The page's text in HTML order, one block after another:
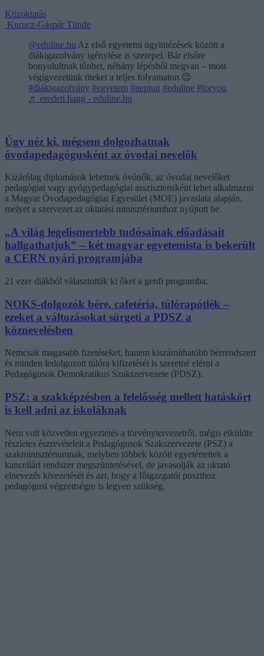
Közoktatás
Kurucz-Gáspár Tünde
@eduline.hu Az első egyetemi ügyintézések között a
diákigazolvány igénylése is szerepel. Bár elsőre
bonyolultnak tűnhet, néhány lépésből megvan – most
végigvezetünk titeket a teljes folyamaton.😉
#diákigazolvány #egyetem #neptun #eduline #foryou
♬ eredeti hang - eduline.hu
Úgy néz ki, mégsem dolgozhatnak
óvodapedagógusként az óvodai nevelők
Kizárólag diplomások lehetnek óvónők, az óvodai nevelőket
pedagógiai vagy gyógypedagógiai asszisztensként lehet alkalmazni
a Magyar Óvodapedagógiai Egyesület (MOE) javaslata alapján,
melyet a szervezet az oktatási minisztériumhoz nyújtott be.
„A világ legelismertebb tudósainak előadásait
hallgathatjuk” – két magyar egyetemista is bekerült
a CERN nyári programjába
21 ezer diákból választották ki őket a genfi programba.
NOKS-dolgozók bére, cafetéria, túlórapótlék –
ezeket a változásokat sürgeti a PDSZ a
köznevelésben
Nemcsak magasabb fizetéseket, hanem kiszámíthatóbb bérrendszert
és minden ledolgozott túlóra kifizetését is szeretné elérni a
Pedagógusok Demokratikus Szakszervezete (PDSZ).
PSZ: a szakképzésben a felelősség mellett hatáskört
is kell adni az iskoláknak
Nem volt közvetlen egyeztetés a törvénytervezetről, mégis elküldte
részletes észrevételeit a Pedagógusok Szakszervezete (PSZ) a
szakminisztériumnak, melyben többek között egyetértettek a
kancellári rendszer megszüntetésével, de javasolják az oktató
elnevezés kivezetését és azt, hogy a főigazgatói poszthoz
pedagógusi végzettségre is legyen szükség.